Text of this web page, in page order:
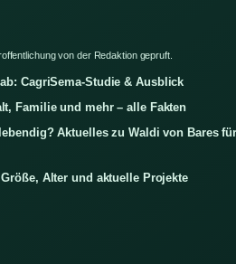
von der Redaktion gepruft.
CagriSema-Studie & Ausblick
Familie und mehr – alle Fakten
Aktuelles zu Waldi von Bares
Alter und aktuelle Projekte